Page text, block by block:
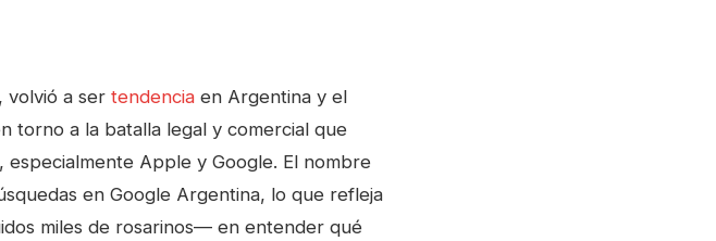
, volvió a ser tendencia en Argentina y el
torno a la batalla legal y comercial que
Apple y Google. El nombre
en Google Argentina, lo que refleja
miles de rosarinos— en entender qué